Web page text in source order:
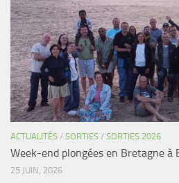
ACTUALITÉS / SORTIES / SORTIES 2026
Week-end plongées en Bretagne à
25 JUIN, 2026